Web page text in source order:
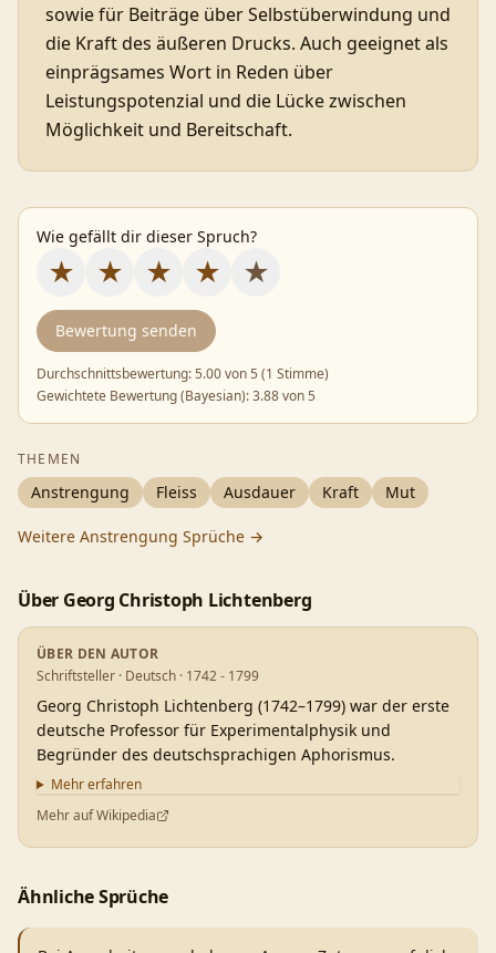
sowie für Beiträge über Selbstüberwindung und
die Kraft des äußeren Drucks. Auch geeignet als
einprägsames Wort in Reden über
Leistungspotenzial und die Lücke zwischen
Möglichkeit und Bereitschaft.
Wie gefällt dir dieser Spruch?
★ ★ ★ ★ ★
Bewertung senden
Durchschnittsbewertung:5.00von 5 (1 Stimme)
Gewichtete Bewertung (Bayesian):3.88von 5
THEMEN
Anstrengung Fleiss Ausdauer Kraft Mut
Weitere Anstrengung Sprüche →
Über Georg Christoph Lichtenberg
ÜBER DEN AUTOR
Schriftsteller · Deutsch · 1742 - 1799
Georg Christoph Lichtenberg (1742–1799) war der erste
deutsche Professor für Experimentalphysik und
Begründer des deutschsprachigen Aphorismus.
Mehr erfahren
Mehr auf Wikipedia
Ähnliche Sprüche